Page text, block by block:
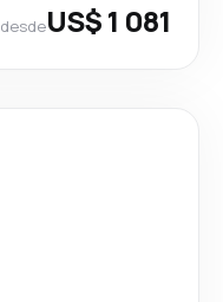
desdeUS$ 1 081